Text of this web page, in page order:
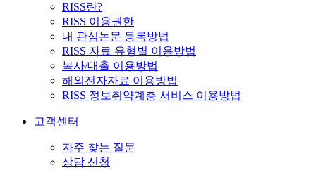
RISS란?
RISS 이용권한
내 관심논문 등록방법
RISS 자료 유형별 이용방법
복사/대출 이용방법
해외전자자료 이용방법
RISS 정보취약계층 서비스 이용방법
고객센터
자주 찾는 질문
상담 신청